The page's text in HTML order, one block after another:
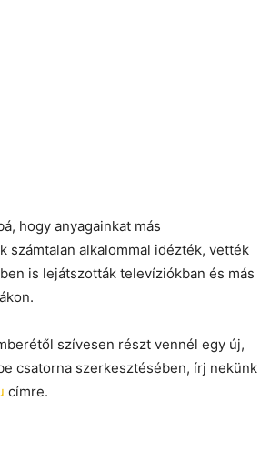
hogy anyagainkat más
számtalan alkalommal idézték, vették
is lejátszották televíziókban és más
szívesen részt vennél egy új,
csatorna szerkesztésében, írj nekünk
címre.